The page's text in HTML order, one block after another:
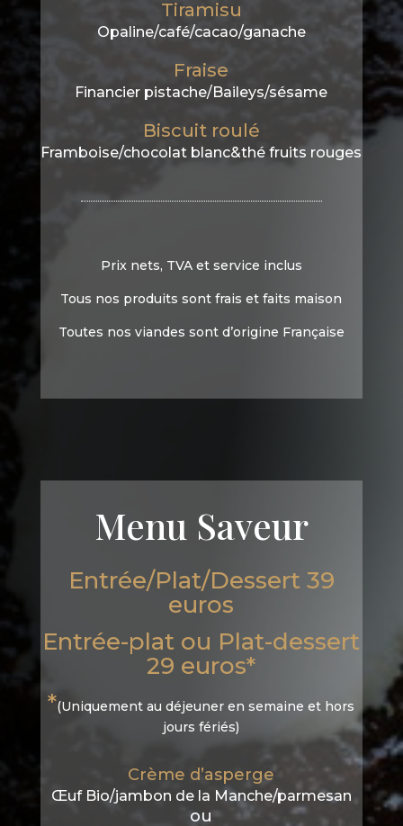
Tiramisu
Opaline/café/cacao/ganache
Fraise
Financier pistache/Baileys/sésame
Biscuit roulé
Framboise/chocolat blanc&thé fruits rouges
Prix nets, TVA et service inclus
Tous nos produits sont frais et faits maison
Toutes nos viandes sont d’origine Française
Menu Saveur
Entrée/Plat/Dessert 39
euros
Entrée-plat ou Plat-dessert
29 euros*
*(Uniquement au déjeuner en semaine et hors
jours fériés)
Crème d’asperge
Œuf Bio/jambon de la Manche/parmesan
ou